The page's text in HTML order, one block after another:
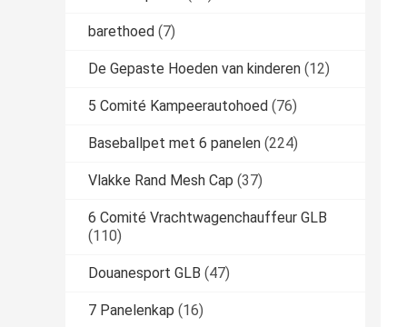
barethoed (7)
De Gepaste Hoeden van kinderen (12)
5 Comité Kampeerautohoed (76)
Baseballpet met 6 panelen (224)
Vlakke Rand Mesh Cap (37)
6 Comité Vrachtwagenchauffeur GLB
(110)
Douanesport GLB (47)
7 Panelenkap (16)